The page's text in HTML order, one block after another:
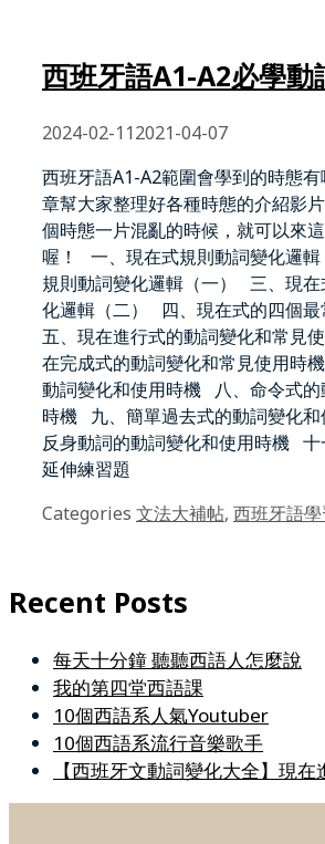
西班牙語A1-A2必學動
2024-02-112021-04-07
西班牙語A1-A2範圍會學到的時態
章幫大家整理好各種時態的介紹影
個時態一片混亂的時候，就可以來
喔！ 一、現在式規則動詞變化邏
規則動詞變化邏輯（一） 三、現
化邏輯（二） 四、現在式的四個最
五、現在進行式的動詞變化和常見
在完成式的動詞變化和常見使用時
動詞變化和使用時機 八、命令式的
時機 九、簡單過去式的動詞變化和
反身動詞的動詞變化和使用時機 十
延伸練習題
Categories 文法大補帖, 西班牙語
Recent Posts
每天十分鐘 聽聽西語人怎麼說
我的第四堂西語課
10個西語系人氣Youtuber
10個西語系流行音樂歌手
【西班牙文動詞變化大全】現在